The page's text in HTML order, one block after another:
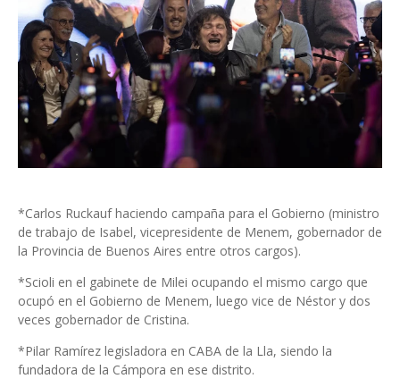
*Carlos Ruckauf haciendo campaña para el Gobierno (ministro
de trabajo de Isabel, vicepresidente de Menem, gobernador de
la Provincia de Buenos Aires entre otros cargos).
*Scioli en el gabinete de Milei ocupando el mismo cargo que
ocupó en el Gobierno de Menem, luego vice de Néstor y dos
veces gobernador de Cristina.
*Pilar Ramírez legisladora en CABA de la Lla, siendo la
fundadora de la Cámpora en ese distrito.